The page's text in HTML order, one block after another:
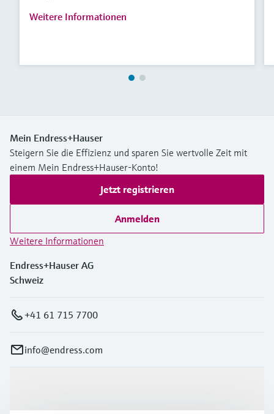
Weitere Informationen
Mein Endress+Hauser
Steigern Sie die Effizienz und sparen Sie wertvolle Zeit mit
einem Mein Endress+Hauser-Konto!
Jetzt registrieren
Anmelden
Weitere Informationen
Endress+Hauser AG
Schweiz
+41 61 715 7700
info@endress.com